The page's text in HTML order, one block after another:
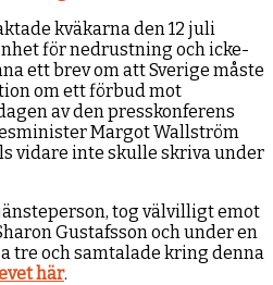
kväkarna den 12 juli
för nedrustning och icke-
ett brev om att Sverige måste
om ett förbud mot
av den presskonferens
Margot Wallström
vidare inte skulle skriva under
tog välvilligt emot
Gustafsson och under en
tre och samtalade kring denna
här.